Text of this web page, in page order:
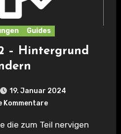
Guides
– Hintergrund
19. Januar 2024
Kommentare